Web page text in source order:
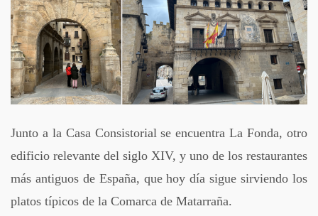
Junto a la Casa Consistorial se encuentra La Fonda, otro
edificio relevante del siglo XIV, y uno de los restaurantes
más antiguos de España, que hoy día sigue sirviendo los
platos típicos de la Comarca de Matarraña.